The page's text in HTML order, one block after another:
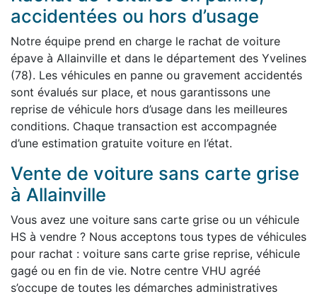
accidentées ou hors d’usage
Notre équipe prend en charge le rachat de voiture
épave à Allainville et dans le département des Yvelines
(78). Les véhicules en panne ou gravement accidentés
sont évalués sur place, et nous garantissons une
reprise de véhicule hors d’usage dans les meilleures
conditions. Chaque transaction est accompagnée
d’une estimation gratuite voiture en l’état.
Vente de voiture sans carte grise
à Allainville
Vous avez une voiture sans carte grise ou un véhicule
HS à vendre ? Nous acceptons tous types de véhicules
pour rachat : voiture sans carte grise reprise, véhicule
gagé ou en fin de vie. Notre centre VHU agréé
s’occupe de toutes les démarches administratives